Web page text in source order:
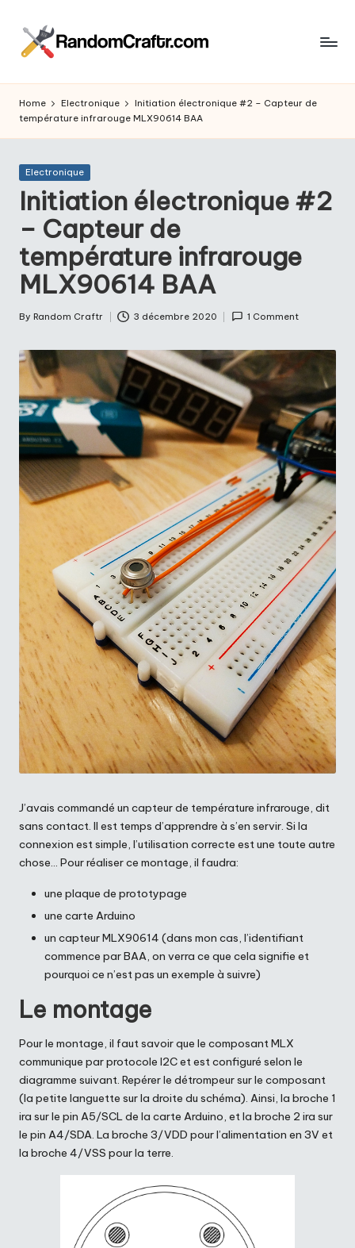
R
a
n
d
o
m
C
r
a
ft
r
touche
Home Electronique
Initiation électronique #2 – Capteur de
température infrarouge MLX90614 BAA
Posted
Electronique
Initiation électronique #2
– Capteur de
température infrarouge
MLX90614 BAA
Posted
By Random Craftr 3 décembre 2020 1 Comment
J’avais commandé un capteur de température infrarouge, dit
sans contact. Il est temps d’apprendre à s’en servir. Si la
connexion est simple, l’utilisation correcte est une toute autre
chose… Pour réaliser ce montage, il faudra:
une plaque de prototypage
une carte Arduino
un capteur MLX90614 (dans mon cas, l’identifiant
commence par BAA, on verra ce que cela signifie et
pourquoi ce n’est pas un exemple à suivre)
Le montage
Pour le montage, il faut savoir que le composant MLX
communique par protocole I2C et est configuré selon le
diagramme suivant. Repérer le détrompeur sur le composant
(la petite languette sur la droite du schéma). Ainsi, la broche 1
ira sur le pin A5/SCL de la carte Arduino, et la broche 2 ira sur
le pin A4/SDA. La broche 3/VDD pour l’alimentation en 3V et
la broche 4/VSS pour la terre.